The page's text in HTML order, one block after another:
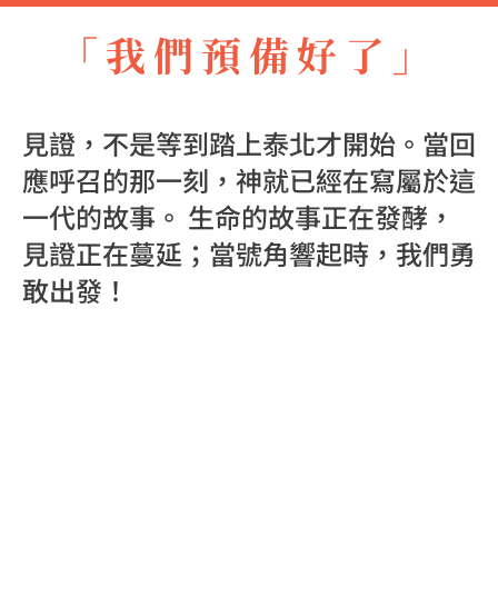
「我們預備好了」
見證，不是等到踏上泰北才開始。當回
應呼召的那一刻，神就已經在寫屬於這
一代的故事。 生命的故事正在發酵，
見證正在蔓延；當號角響起時，我們勇
敢出發！